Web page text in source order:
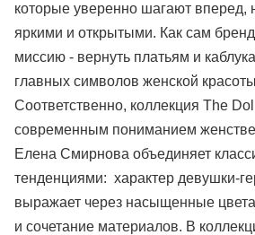
которые уверенно шагают вперед,
яркими и открытыми. Как сам
миссию - вернуть платьям и
главных символов женской
Соответственно, коллекция The
современным пониманием
Елена Смирнова объединяет
тенденциями: характер девушки-
выражает через насыщенные
и сочетание материалов. В